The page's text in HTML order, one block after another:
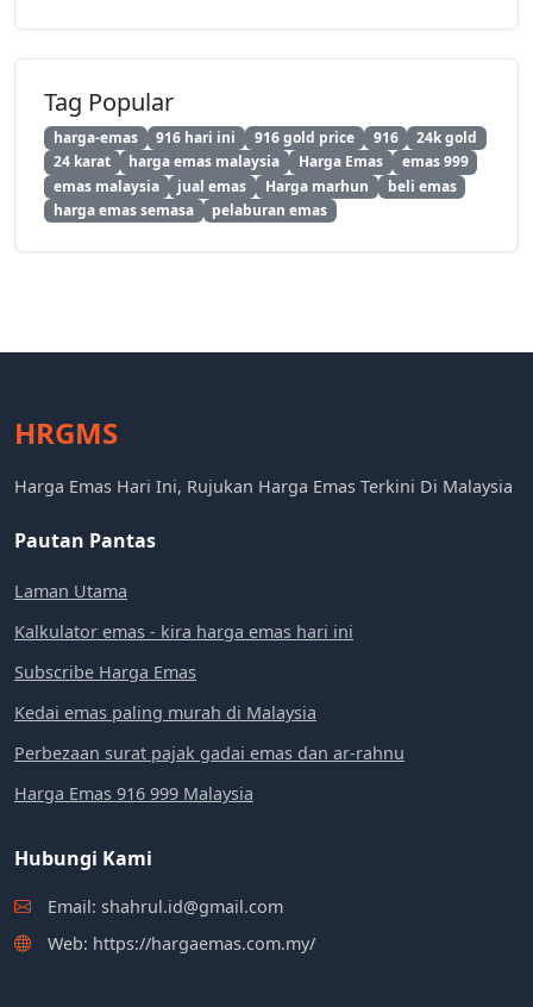
Tag Popular
harga-emas 916 hari ini 916 gold price 916
24k gold
24 karat
harga emas malaysia Harga Emas
emas 999
emas malaysia
jual emas Harga marhun
beli emas
harga emas semasa
pelaburan emas
HRGMS
Harga Emas Hari Ini, Rujukan Harga Emas Terkini Di Malaysia
Pautan Pantas
Laman Utama
Kalkulator emas - kira harga emas hari ini
Subscribe Harga Emas
Kedai emas paling murah di Malaysia
Perbezaan surat pajak gadai emas dan ar-rahnu
Harga Emas 916 999 Malaysia
Hubungi Kami
Email: shahrul.id@gmail.com
Web: https://hargaemas.com.my/